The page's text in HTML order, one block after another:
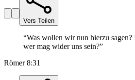
Vers Teilen
“Was wollen wir nun hierzu sagen?
wer mag wider uns sein?”
Römer 8:31